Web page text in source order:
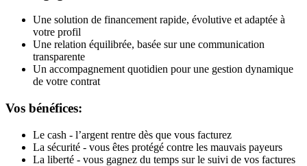
Une solution de financement rapide, évolutive et adaptée à
votre profil
Une relation équilibrée, basée sur une communication
transparente
Un accompagnement quotidien pour une gestion dynamique
de votre contrat
Vos bénéfices:
Le cash - l’argent rentre dès que vous facturez
La sécurité - vous êtes protégé contre les mauvais payeurs
La liberté - vous gagnez du temps sur le suivi de vos factures